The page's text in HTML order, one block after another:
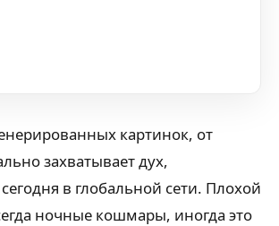
картинок, от
захватывает дух,
в глобальной сети. Плохой
ночные кошмары, иногда это